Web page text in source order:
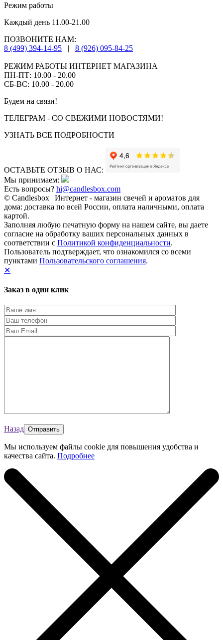
Режим работы
Каждый день 11.00-21.00
ПОЗВОНИТЕ НАМ:
8 (499) 394-14-95
| 8 (926) 095-84-25
РЕЖИМ РАБОТЫ ИНТЕРНЕТ МАГАЗИНА
ПН-ПТ: 10.00 - 20.00
СБ-ВС: 10.00 - 20.00
Будем на связи!
ТЕЛЕГРАМ - СО СВЕЖИМИ НОВОСТЯМИ!
УЗНАТЬ ВСЕ ПОДРОБНОСТИ
ОСТАВЬТЕ ОТЗЫВ О НАС:
Мы принимаем:
Есть вопросы? hi@candlesbox.com
© Candlesbox | Интернет - магазин свечей и ароматов для
дома: доставка по всей России, оплата наличными, оплата
картой.
Заполняя любую печатную форму на нашем сайте, вы даете
согласие на обработку ваших персональных данных в
соответствии с Политикой конфиденциальности.
Пользователь подтверждает, что ознакомился со всеми
пунктами Пользовательского соглашения.
✕
Заказ в один клик
Назад
Мы используем файлы cookie для повышения удобства и
качества сайта. Подробнее